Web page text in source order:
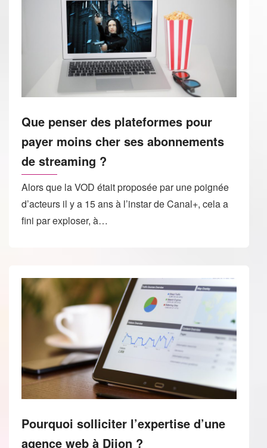
Que penser des plateformes pour
payer moins cher ses abonnements
de streaming ?
Alors que la VOD était proposée par une poignée
d’acteurs il y a 15 ans à l’instar de Canal+, cela a
fini par exploser, à…
Pourquoi solliciter l’expertise d’une
agence web à Dijon ?